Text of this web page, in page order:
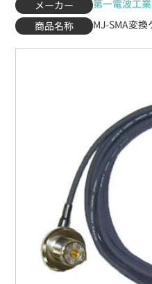
メーカー
第一電波工
商品名称
MJ-SMA変